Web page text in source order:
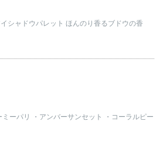
シャドウパレット ほんのり香るブドウの香
ミーパリ ・アンバーサンセット
・コーラルピー